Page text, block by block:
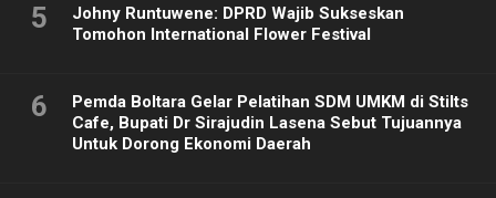
5
Johny Runtuwene: DPRD Wajib Sukseskan
Tomohon International Flower Festival
6
Pemda Boltara Gelar Pelatihan SDM UMKM di Stilts
Cafe, Bupati Dr Sirajudin Lasena Sebut Tujuannya
Untuk Dorong Ekonomi Daerah